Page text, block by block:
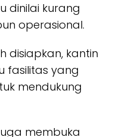
dinilai kurang
operasional.
disiapkan, kantin
fasilitas yang
mendukung
membuka